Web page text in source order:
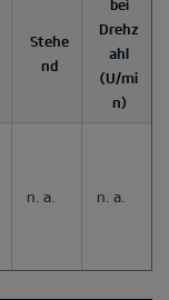
Stehe
nd
bei
Drehz
ahl
(U/mi
n)
n. a. n. a.